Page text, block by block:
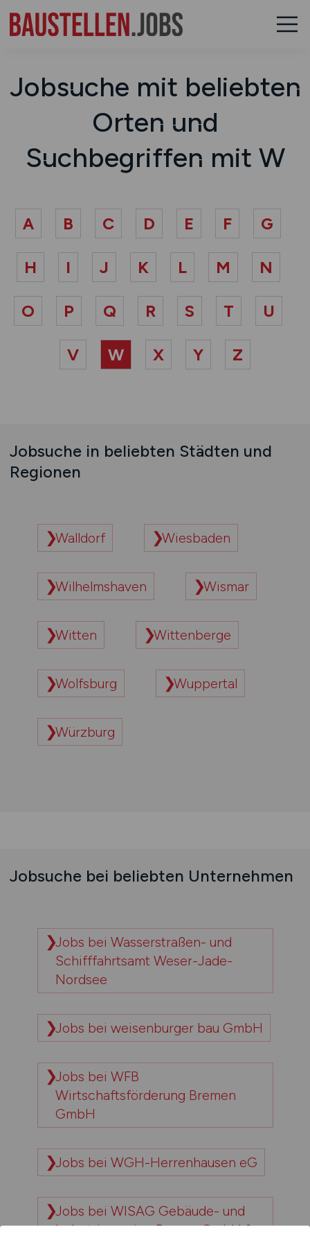
Jobsuche mit beliebten
Orten und
Suchbegriffen mit W
A B C D E F G
H I J K L M N
O P Q R S T U
V W X Y Z
Jobsuche in beliebten Städten und
Regionen
Walldorf Wiesbaden
Wilhelmshaven Wismar
Witten Wittenberge
Wolfsburg Wuppertal
Würzburg
Jobsuche bei beliebten Unternehmen
Jobs bei Wasserstraßen- und
Schifffahrtsamt Weser-Jade-
Nordsee
Jobs bei weisenburger bau GmbH
Jobs bei WFB
Wirtschaftsförderung Bremen
GmbH
Jobs bei WGH-Herrenhausen eG
Jobs bei WISAG Gebäude- und
Industrieservice Bayern GmbH &